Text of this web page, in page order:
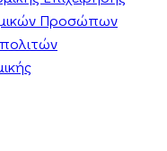
Προσώπων